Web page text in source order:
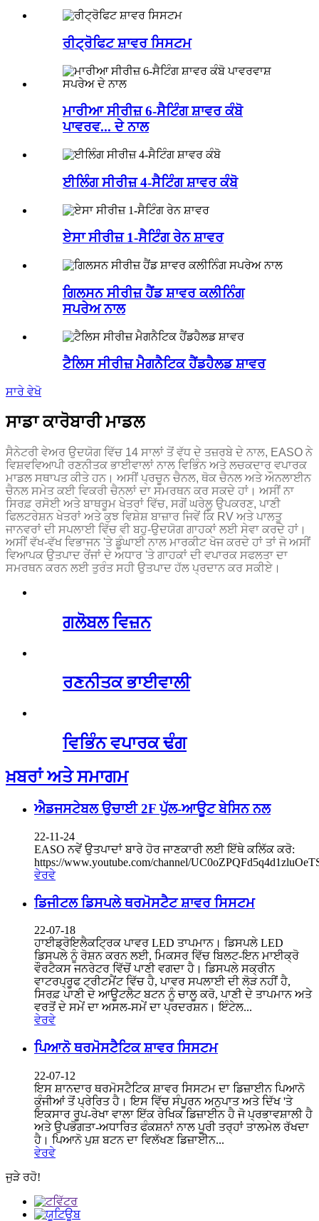
ਰੀਟ੍ਰੋਫਿਟ ਸ਼ਾਵਰ ਸਿਸਟਮ
ਮਾਰੀਆ ਸੀਰੀਜ਼ 6-ਸੈਟਿੰਗ ਸ਼ਾਵਰ ਕੰਬੋ
ਪਾਵਰਵ... ਦੇ ਨਾਲ
ਈਲਿੰਗ ਸੀਰੀਜ਼ 4-ਸੈਟਿੰਗ ਸ਼ਾਵਰ ਕੰਬੋ
ਏਸਾ ਸੀਰੀਜ਼ 1-ਸੈਟਿੰਗ ਰੇਨ ਸ਼ਾਵਰ
ਗਿਲਸਨ ਸੀਰੀਜ਼ ਹੈਂਡ ਸ਼ਾਵਰ ਕਲੀਨਿੰਗ
ਸਪਰੇਅ ਨਾਲ
ਟੈਲਿਸ ਸੀਰੀਜ਼ ਮੈਗਨੈਟਿਕ ਹੈਂਡਹੈਲਡ ਸ਼ਾਵਰ
ਸਾਰੇ ਵੇਖੋ
ਸਾਡਾ ਕਾਰੋਬਾਰੀ ਮਾਡਲ
ਸੈਨੇਟਰੀ ਵੇਅਰ ਉਦਯੋਗ ਵਿੱਚ 14 ਸਾਲਾਂ ਤੋਂ ਵੱਧ ਦੇ ਤਜ਼ਰਬੇ ਦੇ ਨਾਲ, EASO ਨੇ
ਵਿਸ਼ਵਵਿਆਪੀ ਰਣਨੀਤਕ ਭਾਈਵਾਲਾਂ ਨਾਲ ਵਿਭਿੰਨ ਅਤੇ ਲਚਕਦਾਰ ਵਪਾਰਕ
ਮਾਡਲ ਸਥਾਪਤ ਕੀਤੇ ਹਨ। ਅਸੀਂ ਪ੍ਰਚੂਨ ਚੈਨਲ, ਥੋਕ ਚੈਨਲ ਅਤੇ ਔਨਲਾਈਨ
ਚੈਨਲ ਸਮੇਤ ਕਈ ਵਿਕਰੀ ਚੈਨਲਾਂ ਦਾ ਸਮਰਥਨ ਕਰ ਸਕਦੇ ਹਾਂ। ਅਸੀਂ ਨਾ
ਸਿਰਫ਼ ਰਸੋਈ ਅਤੇ ਬਾਥਰੂਮ ਖੇਤਰਾਂ ਵਿੱਚ, ਸਗੋਂ ਘਰੇਲੂ ਉਪਕਰਣ, ਪਾਣੀ
ਫਿਲਟਰੇਸ਼ਨ ਖੇਤਰਾਂ ਅਤੇ ਕੁਝ ਵਿਸ਼ੇਸ਼ ਬਾਜ਼ਾਰ ਜਿਵੇਂ ਕਿ RV ਅਤੇ ਪਾਲਤੂ
ਜਾਨਵਰਾਂ ਦੀ ਸਪਲਾਈ ਵਿੱਚ ਵੀ ਬਹੁ-ਉਦਯੋਗ ਗਾਹਕਾਂ ਲਈ ਸੇਵਾ ਕਰਦੇ ਹਾਂ।
ਅਸੀਂ ਵੱਖ-ਵੱਖ ਵਿਭਾਜਨ 'ਤੇ ਡੂੰਘਾਈ ਨਾਲ ਮਾਰਕੀਟ ਖੋਜ ਕਰਦੇ ਹਾਂ ਤਾਂ ਜੋ ਅਸੀਂ
ਵਿਆਪਕ ਉਤਪਾਦ ਰੇਂਜਾਂ ਦੇ ਅਧਾਰ 'ਤੇ ਗਾਹਕਾਂ ਦੀ ਵਪਾਰਕ ਸਫਲਤਾ ਦਾ
ਸਮਰਥਨ ਕਰਨ ਲਈ ਤੁਰੰਤ ਸਹੀ ਉਤਪਾਦ ਹੱਲ ਪ੍ਰਦਾਨ ਕਰ ਸਕੀਏ।
ਗਲੋਬਲ ਵਿਜ਼ਨ
ਰਣਨੀਤਕ ਭਾਈਵਾਲੀ
ਵਿਭਿੰਨ ਵਪਾਰਕ ਢੰਗ
ਖ਼ਬਰਾਂ ਅਤੇ ਸਮਾਗਮ
ਐਡਜਸਟੇਬਲ ਉਚਾਈ 2F ਪੁੱਲ-ਆਊਟ ਬੇਸਿਨ ਨਲ
22-11-24
EASO ਨਵੇਂ ਉਤਪਾਦਾਂ ਬਾਰੇ ਹੋਰ ਜਾਣਕਾਰੀ ਲਈ ਇੱਥੇ ਕਲਿੱਕ ਕਰੋ:
https://www.youtube.com/channel/
ਵੇਰਵੇ
ਡਿਜੀਟਲ ਡਿਸਪਲੇ ਥਰਮੋਸਟੈਟ ਸ਼ਾਵਰ ਸਿਸਟਮ
22-07-18
ਹਾਈਡ੍ਰੋਇਲੈਕਟ੍ਰਿਕ ਪਾਵਰ LED ਤਾਪਮਾਨ। ਡਿਸਪਲੇ LED
ਡਿਸਪਲੇ ਨੂੰ ਰੋਸ਼ਨ ਕਰਨ ਲਈ, ਮਿਕਸਰ ਵਿੱਚ ਬਿਲਟ-ਇਨ ਮਾਈਕ੍ਰੋ
ਵੌਰਟੈਕਸ ਜਨਰੇਟਰ ਵਿੱਚੋਂ ਪਾਣੀ ਵਗਦਾ ਹੈ। ਡਿਸਪਲੇ ਸਕ੍ਰੀਨ
ਵਾਟਰਪ੍ਰੂਫ ਟ੍ਰੀਟਮੈਂਟ ਵਿੱਚ ਹੈ, ਪਾਵਰ ਸਪਲਾਈ ਦੀ ਲੋੜ ਨਹੀਂ ਹੈ,
ਸਿਰਫ਼ ਪਾਣੀ ਦੇ ਆਊਟਲੈਟ ਬਟਨ ਨੂੰ ਚਾਲੂ ਕਰੋ, ਪਾਣੀ ਦੇ ਤਾਪਮਾਨ ਅਤੇ
ਵਰਤੋਂ ਦੇ ਸਮੇਂ ਦਾ ਅਸਲ-ਸਮੇਂ ਦਾ ਪ੍ਰਦਰਸ਼ਨ। ਇੰਟੇਲ...
ਵੇਰਵੇ
ਪਿਆਨੋ ਥਰਮੋਸਟੈਟਿਕ ਸ਼ਾਵਰ ਸਿਸਟਮ
22-07-12
ਇਸ ਸ਼ਾਨਦਾਰ ਥਰਮੋਸਟੈਟਿਕ ਸ਼ਾਵਰ ਸਿਸਟਮ ਦਾ ਡਿਜ਼ਾਈਨ ਪਿਆਨੋ
ਕੁੰਜੀਆਂ ਤੋਂ ਪ੍ਰੇਰਿਤ ਹੈ। ਇਸ ਵਿੱਚ ਸੰਪੂਰਨ ਅਨੁਪਾਤ ਅਤੇ ਦਿੱਖ 'ਤੇ
ਇਕਸਾਰ ਰੂਪ-ਰੇਖਾ ਵਾਲਾ ਇੱਕ ਰੇਖਿਕ ਡਿਜ਼ਾਈਨ ਹੈ ਜੋ ਪ੍ਰਭਾਵਸ਼ਾਲੀ ਹੈ
ਅਤੇ ਉਪਭੋਗਤਾ-ਅਧਾਰਿਤ ਫੰਕਸ਼ਨਾਂ ਨਾਲ ਪੂਰੀ ਤਰ੍ਹਾਂ ਤਾਲਮੇਲ ਰੱਖਦਾ
ਹੈ। ਪਿਆਨੋ ਪੁਸ਼ ਬਟਨ ਦਾ ਵਿਲੱਖਣ ਡਿਜ਼ਾਈਨ...
ਵੇਰਵੇ
ਜੁੜੇ ਰਹੋ!